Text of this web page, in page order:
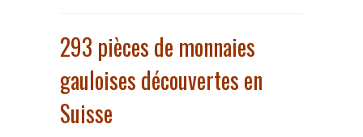
293 pièces de monnaies
gauloises découvertes en
Suisse